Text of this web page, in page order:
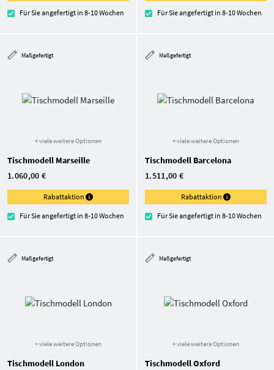
Für Sie angefertigt in 8-10 Wochen Für Sie angefertigt in 8-10 Wochen
Maßgefertigt
+ viele weitere Optionen
Tischmodell Marseille
1.060,00 €
Rabattaktion
Für Sie angefertigt in 8-10 Wochen
Maßgefertigt
+ viele weitere Optionen
Tischmodell Barcelona
1.511,00 €
Rabattaktion
Für Sie angefertigt in 8-10 Wochen
Maßgefertigt
+ viele weitere Optionen
Tischmodell London
Maßgefertigt
+ viele weitere Optionen
Tischmodell Oxford